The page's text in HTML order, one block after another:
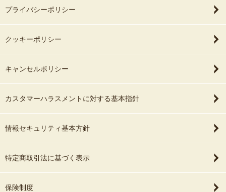
プライバシーポリシー
クッキーポリシー
キャンセルポリシー
カスタマーハラスメントに対する基本指針
情報セキュリティ基本方針
特定商取引法に基づく表示
保険制度